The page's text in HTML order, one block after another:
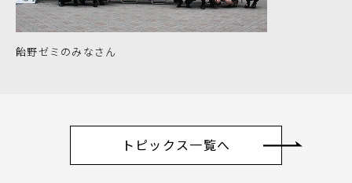
飴野ゼミのみなさん
トピックス一覧へ